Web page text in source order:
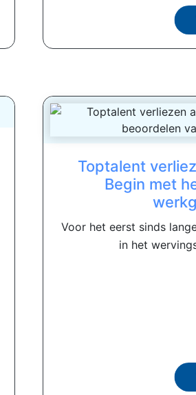
Toptalent
Begin met
Voor het eerst sinds
in het